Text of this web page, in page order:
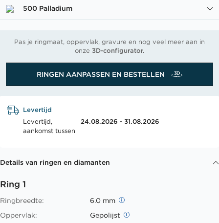
500 Palladium
Pas je ringmaat, oppervlak, gravure en nog veel meer aan in
onze 3D-configurator.
RINGEN AANPASSEN EN BESTELLEN
Levertijd
Levertijd,
aankomst tussen
24.08.2026 - 31.08.2026
Details van ringen en diamanten
Ring 1
Ringbreedte:
6.0 mm
Oppervlak:
Gepolijst